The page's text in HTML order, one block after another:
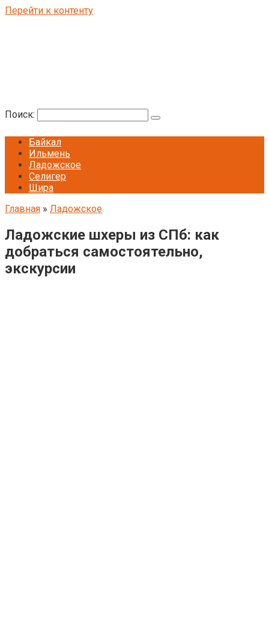
Перейти к контенту
Поиск:
Байкал
Ильмень
Ладожское
Селигер
Шира
Главная » Ладожское
Ладожские шхеры из СПб: как
добраться самостоятельно,
экскурсии